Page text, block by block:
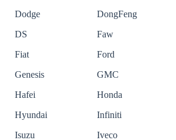
Dodge
DongFeng
DS
Faw
Fiat
Ford
Genesis
GMC
Hafei
Honda
Hyundai
Infiniti
Isuzu
Iveco